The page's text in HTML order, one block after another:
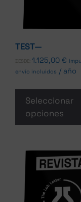
TEST—
DESDE: 1.125,00 €
envío incluidos / año
Seleccionar
opciones